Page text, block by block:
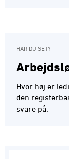
HAR DU SET?
Hvor høj er
den
svare på.